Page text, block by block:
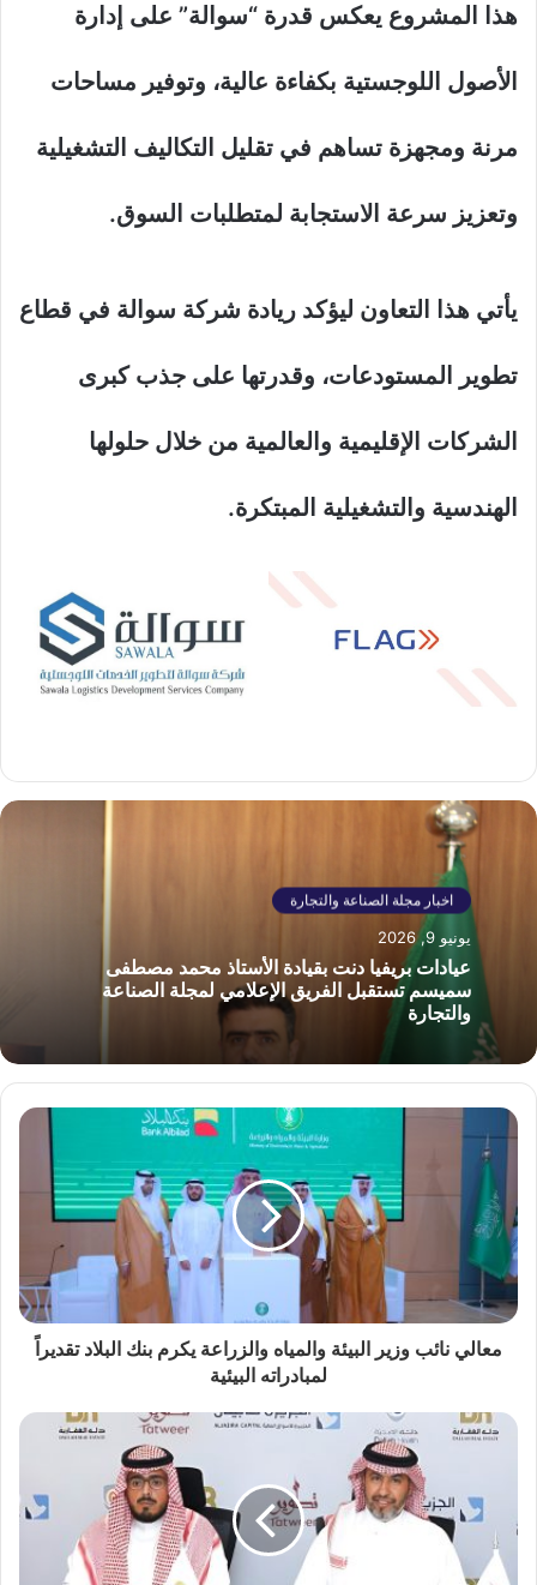
هذا المشروع يعكس قدرة “سوالة” على إدارة
الأصول اللوجستية بكفاءة عالية، وتوفير مساحات
مرنة ومجهزة تساهم في تقليل التكاليف التشغيلية
وتعزيز سرعة الاستجابة لمتطلبات السوق.
يأتي هذا التعاون ليؤكد ريادة شركة سوالة في قطاع
تطوير المستودعات، وقدرتها على جذب كبرى
الشركات الإقليمية والعالمية من خلال حلولها
الهندسية والتشغيلية المبتكرة.
اخبار مجلة الصناعة والتجارة
يونيو 9, 2026
عيادات بريفيا دنت بقيادة الأستاذ محمد مصطفى
سميسم تستقبل الفريق الإعلامي لمجلة الصناعة
والتجارة
معالي نائب وزير البيئة والمياه والزراعة يكرم بنك البلاد تقديراً
لمبادراته البيئية